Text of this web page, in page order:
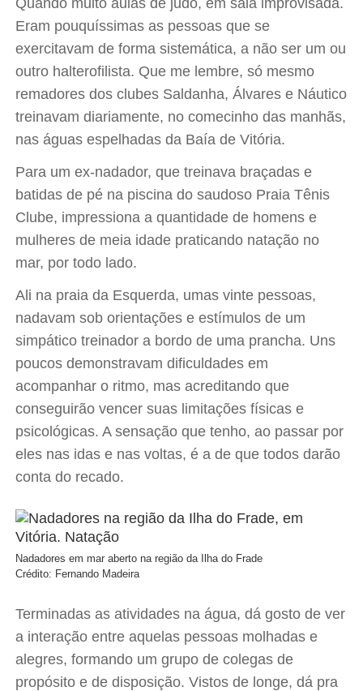
Quando muito aulas de judô, em sala improvisada.
Eram pouquíssimas as pessoas que se
exercitavam de forma sistemática, a não ser um ou
outro halterofilista. Que me lembre, só mesmo
remadores dos clubes Saldanha, Álvares e Náutico
treinavam diariamente, no comecinho das manhãs,
nas águas espelhadas da Baía de Vitória.
Para um ex-nadador, que treinava braçadas e
batidas de pé na piscina do saudoso Praia Tênis
Clube, impressiona a quantidade de homens e
mulheres de meia idade praticando natação no
mar, por todo lado.
Ali na praia da Esquerda, umas vinte pessoas,
nadavam sob orientações e estímulos de um
simpático treinador a bordo de uma prancha. Uns
poucos demonstravam dificuldades em
acompanhar o ritmo, mas acreditando que
conseguirão vencer suas limitações físicas e
psicológicas. A sensação que tenho, ao passar por
eles nas idas e nas voltas, é a de que todos darão
conta do recado.
Nadadores em mar aberto na região da Ilha do Frade
Crédito: Fernando Madeira
Terminadas as atividades na água, dá gosto de ver
a interação entre aquelas pessoas molhadas e
alegres, formando um grupo de colegas de
propósito e de disposição. Vistos de longe, dá pra